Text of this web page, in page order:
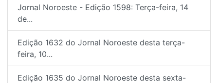
Jornal Noroeste - Edição 1598: Terça-feira, 14
de...
Edição 1632 do Jornal Noroeste desta terça-
feira, 10...
Edição 1635 do Jornal Noroeste desta sexta-